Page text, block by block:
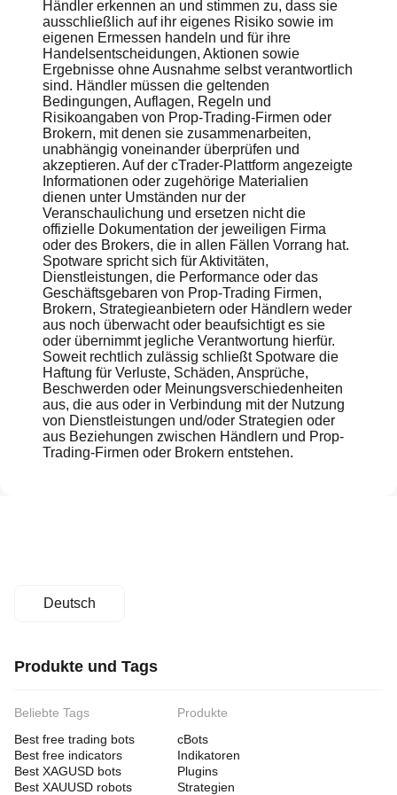
Händler erkennen an und stimmen zu, dass sie
ausschließlich auf ihr eigenes Risiko sowie im
eigenen Ermessen handeln und für ihre
Handelsentscheidungen, Aktionen sowie
Ergebnisse ohne Ausnahme selbst verantwortlich
sind. Händler müssen die geltenden
Bedingungen, Auflagen, Regeln und
Risikoangaben von Prop-Trading-Firmen oder
Brokern, mit denen sie zusammenarbeiten,
unabhängig voneinander überprüfen und
akzeptieren. Auf der cTrader-Plattform angezeigte
Informationen oder zugehörige Materialien
dienen unter Umständen nur der
Veranschaulichung und ersetzen nicht die
offizielle Dokumentation der jeweiligen Firma
oder des Brokers, die in allen Fällen Vorrang hat.
Spotware spricht sich für Aktivitäten,
Dienstleistungen, die Performance oder das
Geschäftsgebaren von Prop-Trading Firmen,
Brokern, Strategieanbietern oder Händlern weder
aus noch überwacht oder beaufsichtigt es sie
oder übernimmt jegliche Verantwortung hierfür.
Soweit rechtlich zulässig schließt Spotware die
Haftung für Verluste, Schäden, Ansprüche,
Beschwerden oder Meinungsverschiedenheiten
aus, die aus oder in Verbindung mit der Nutzung
von Dienstleistungen und/oder Strategien oder
aus Beziehungen zwischen Händlern und Prop-
Trading-Firmen oder Brokern entstehen.
Deutsch
Produkte und Tags
Beliebte Tags
Best free trading bots
Best free indicators
Best XAGUSD bots
Best XAUUSD robots
Produkte
cBots
Indikatoren
Plugins
Strategien